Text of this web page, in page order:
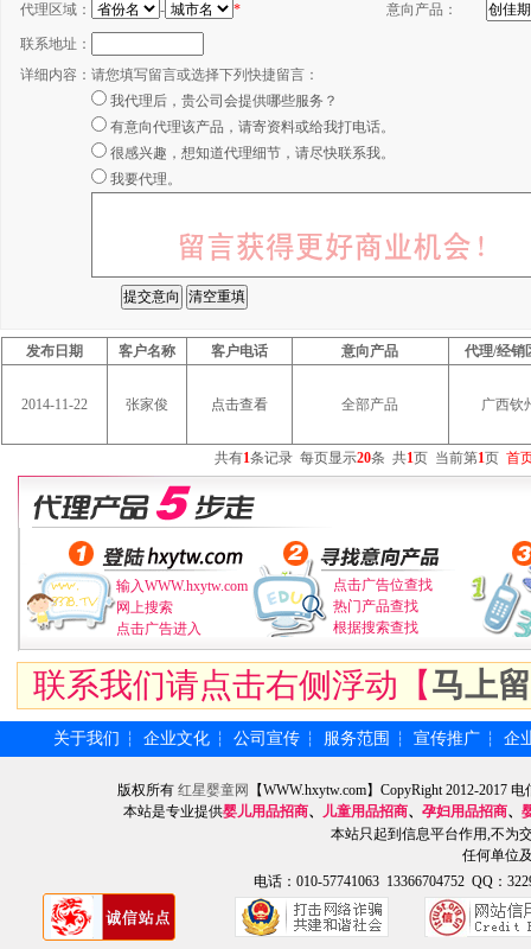
代理区域： - * 意向产品：
联系地址：
详细内容： 请您填写留言或选择下列快捷留言：
我代理后，贵公司会提供哪些服务？
有意向代理该产品，请寄资料或给我打电话。
很感兴趣，想知道代理细节，请尽快联系我。
我要代理。
发布日期 客户名称 客户电话 意向产品 代理/经销
2014-11-22 张家俊 点击查看 全部产品 广西钦
共有1条记录 每页显示20条 共1页 当前第1页 首
输入WWW.hxytw.com
网上搜索
点击广告进入
点击广告位查找
热门产品查找
根据搜索查找
联系我们请点击右侧浮动【马上
关于我们 ┆ 企业文化 ┆ 公司宣传 ┆ 服务范围 ┆ 宣传推广 ┆ 企
版权所有 红星婴童网
【WWW.hxytw.com】CopyRight 2012-2017
本站是专业提供婴儿用品招商、 儿童用品招商、 孕妇用品招商、
本站只起到信息平台作用,不为
任何单位
电话：010-57741063 13366704752 QQ：